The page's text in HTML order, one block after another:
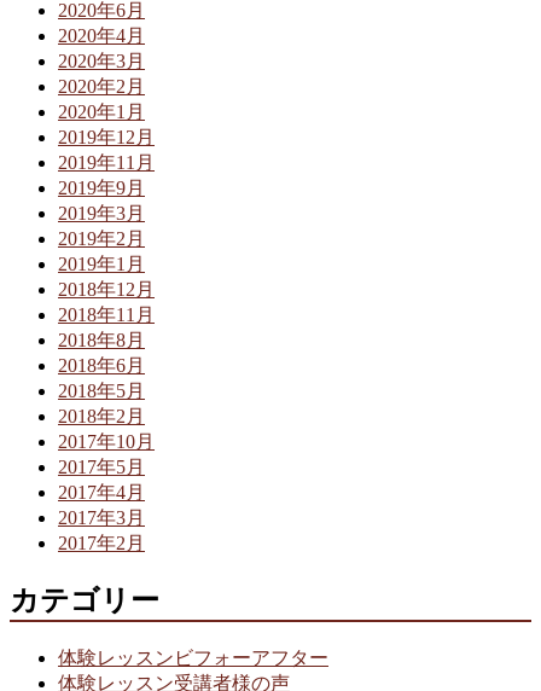
2020年6月
2020年4月
2020年3月
2020年2月
2020年1月
2019年12月
2019年11月
2019年9月
2019年3月
2019年2月
2019年1月
2018年12月
2018年11月
2018年8月
2018年6月
2018年5月
2018年2月
2017年10月
2017年5月
2017年4月
2017年3月
2017年2月
カテゴリー
体験レッスンビフォーアフター
体験レッスン受講者様の声